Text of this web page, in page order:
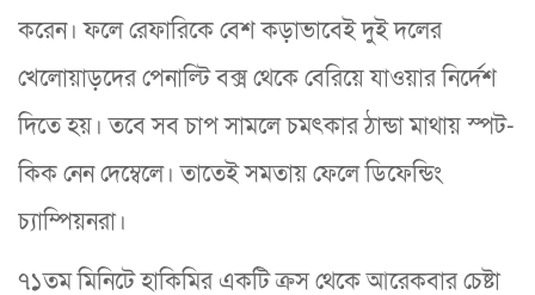
করেন। ফলে রেফারিকে বেশ কড়াভাবেই দুই দলের
খেলোয়াড়দের পেনাল্টি বক্স থেকে বেরিয়ে যাওয়ার নির্দেশ
দিতে হয়। তবে সব চাপ সামলে চমৎকার ঠান্ডা মাথায় স্পট-
কিক নেন দেম্বেলে। তাতেই সমতায় ফেলে ডিফেন্ডিং
চ্যাম্পিয়নরা।
৭১তম মিনিটে হাকিমির একটি ক্রস থেকে আরেকবার চেষ্টা